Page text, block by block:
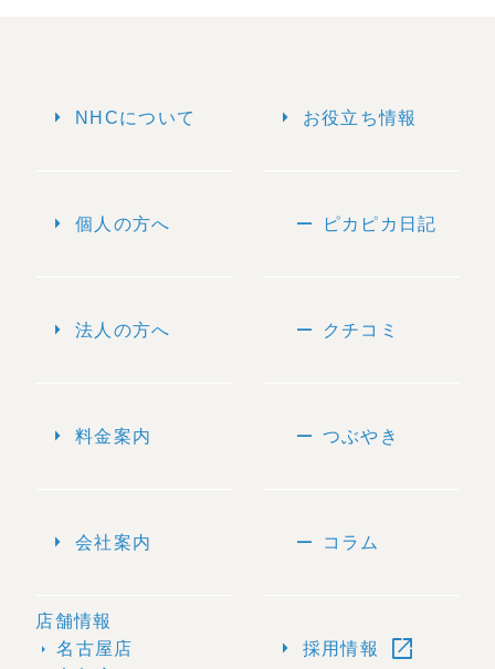
arrow_right NHCについて
arrow_right 個人の方へ
arrow_right 法人の方へ
arrow_right 料金案内
arrow_right 会社案内
店舗情報
arrow_right 名古屋店
arrow_right お役立ち情報
remove ピカピカ日記
remove クチコミ
remove つぶやき
remove コラム
arrow_right 採用情報 open_in_new